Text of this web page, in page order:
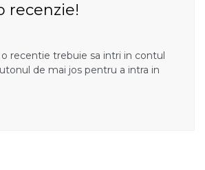
recenzie!
recentie trebuie sa intri in contul
de mai jos pentru a intra in